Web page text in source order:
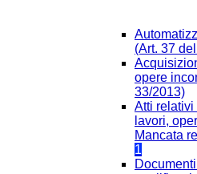
(Art. 37
opere
33/2013)
Atti relativi
lavori,
Mancata
1